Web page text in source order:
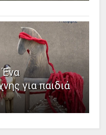
για παιδιά